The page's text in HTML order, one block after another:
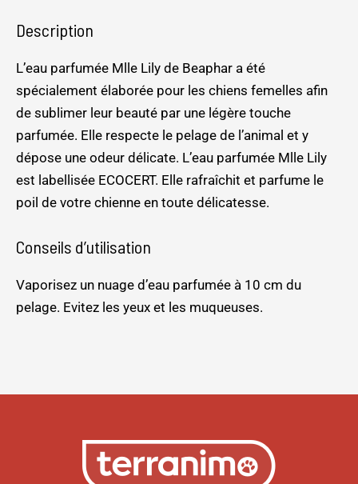
Description
L’eau parfumée Mlle Lily de Beaphar a été
spécialement élaborée pour les chiens femelles afin
de sublimer leur beauté par une légère touche
parfumée. Elle respecte le pelage de l’animal et y
dépose une odeur délicate. L’eau parfumée Mlle Lily
est labellisée ECOCERT. Elle rafraîchit et parfume le
poil de votre chienne en toute délicatesse.
Conseils d’utilisation
Vaporisez un nuage d’eau parfumée à 10 cm du
pelage. Evitez les yeux et les muqueuses.